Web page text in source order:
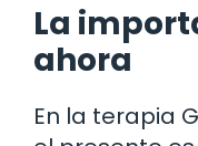
La
ahora
En la terapia